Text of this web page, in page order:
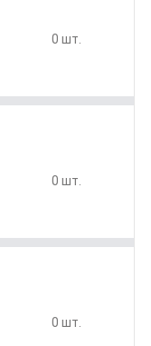
0 шт.
0 шт.
0 шт.